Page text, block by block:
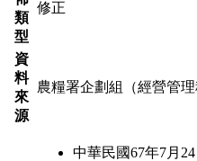
類
型
修正
資
料
來
源
農糧署企劃組（經營管理
中華民國67年7月